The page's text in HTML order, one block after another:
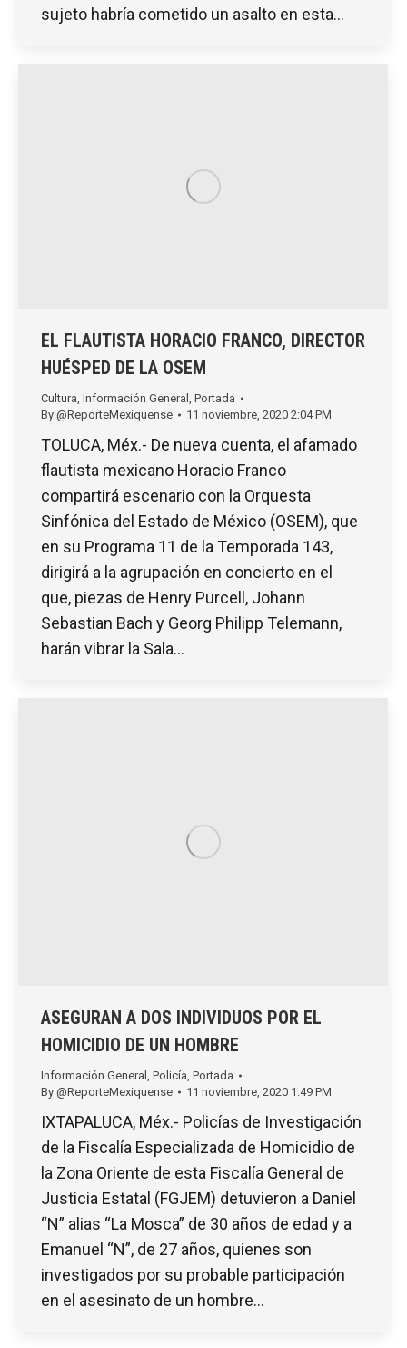
sujeto habría cometido un asalto en esta…
EL FLAUTISTA HORACIO FRANCO, DIRECTOR
HUÉSPED DE LA OSEM
Cultura Información General Portada
By @ReporteMexiquense 11 noviembre, 2020 2:04 PM
TOLUCA, Méx.- De nueva cuenta, el afamado
flautista mexicano Horacio Franco
compartirá escenario con la Orquesta
Sinfónica del Estado de México (OSEM), que
en su Programa 11 de la Temporada 143,
dirigirá a la agrupación en concierto en el
que, piezas de Henry Purcell, Johann
Sebastian Bach y Georg Philipp Telemann,
harán vibrar la Sala…
ASEGURAN A DOS INDIVIDUOS POR EL
HOMICIDIO DE UN HOMBRE
Información General Policía Portada
By @ReporteMexiquense 11 noviembre, 2020 1:49 PM
IXTAPALUCA, Méx.- Policías de Investigación
de la Fiscalía Especializada de Homicidio de
la Zona Oriente de esta Fiscalía General de
Justicia Estatal (FGJEM) detuvieron a Daniel
“N” alias “La Mosca” de 30 años de edad y a
Emanuel “N”, de 27 años, quienes son
investigados por su probable participación
en el asesinato de un hombre…